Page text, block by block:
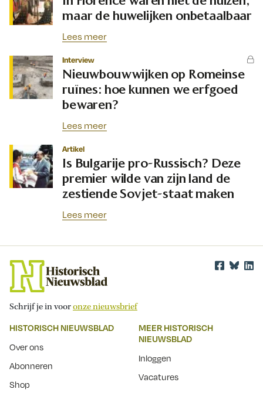
maar de huwelijken onbetaalbaar
Lees meer
Interview
Nieuwbouwwijken op Romeinse
ruïnes: hoe kunnen we erfgoed
bewaren?
Lees meer
Artikel
Is Bulgarije pro-Russisch? Deze
premier wilde van zijn land de
zestiende Sovjet-staat maken
Lees meer
Schrijf je in vooronze nieuwsbrief
HISTORISCH NIEUWSBLAD
Over ons
Abonneren
Shop
MEER HISTORISCH
NIEUWSBLAD
Inloggen
Vacatures